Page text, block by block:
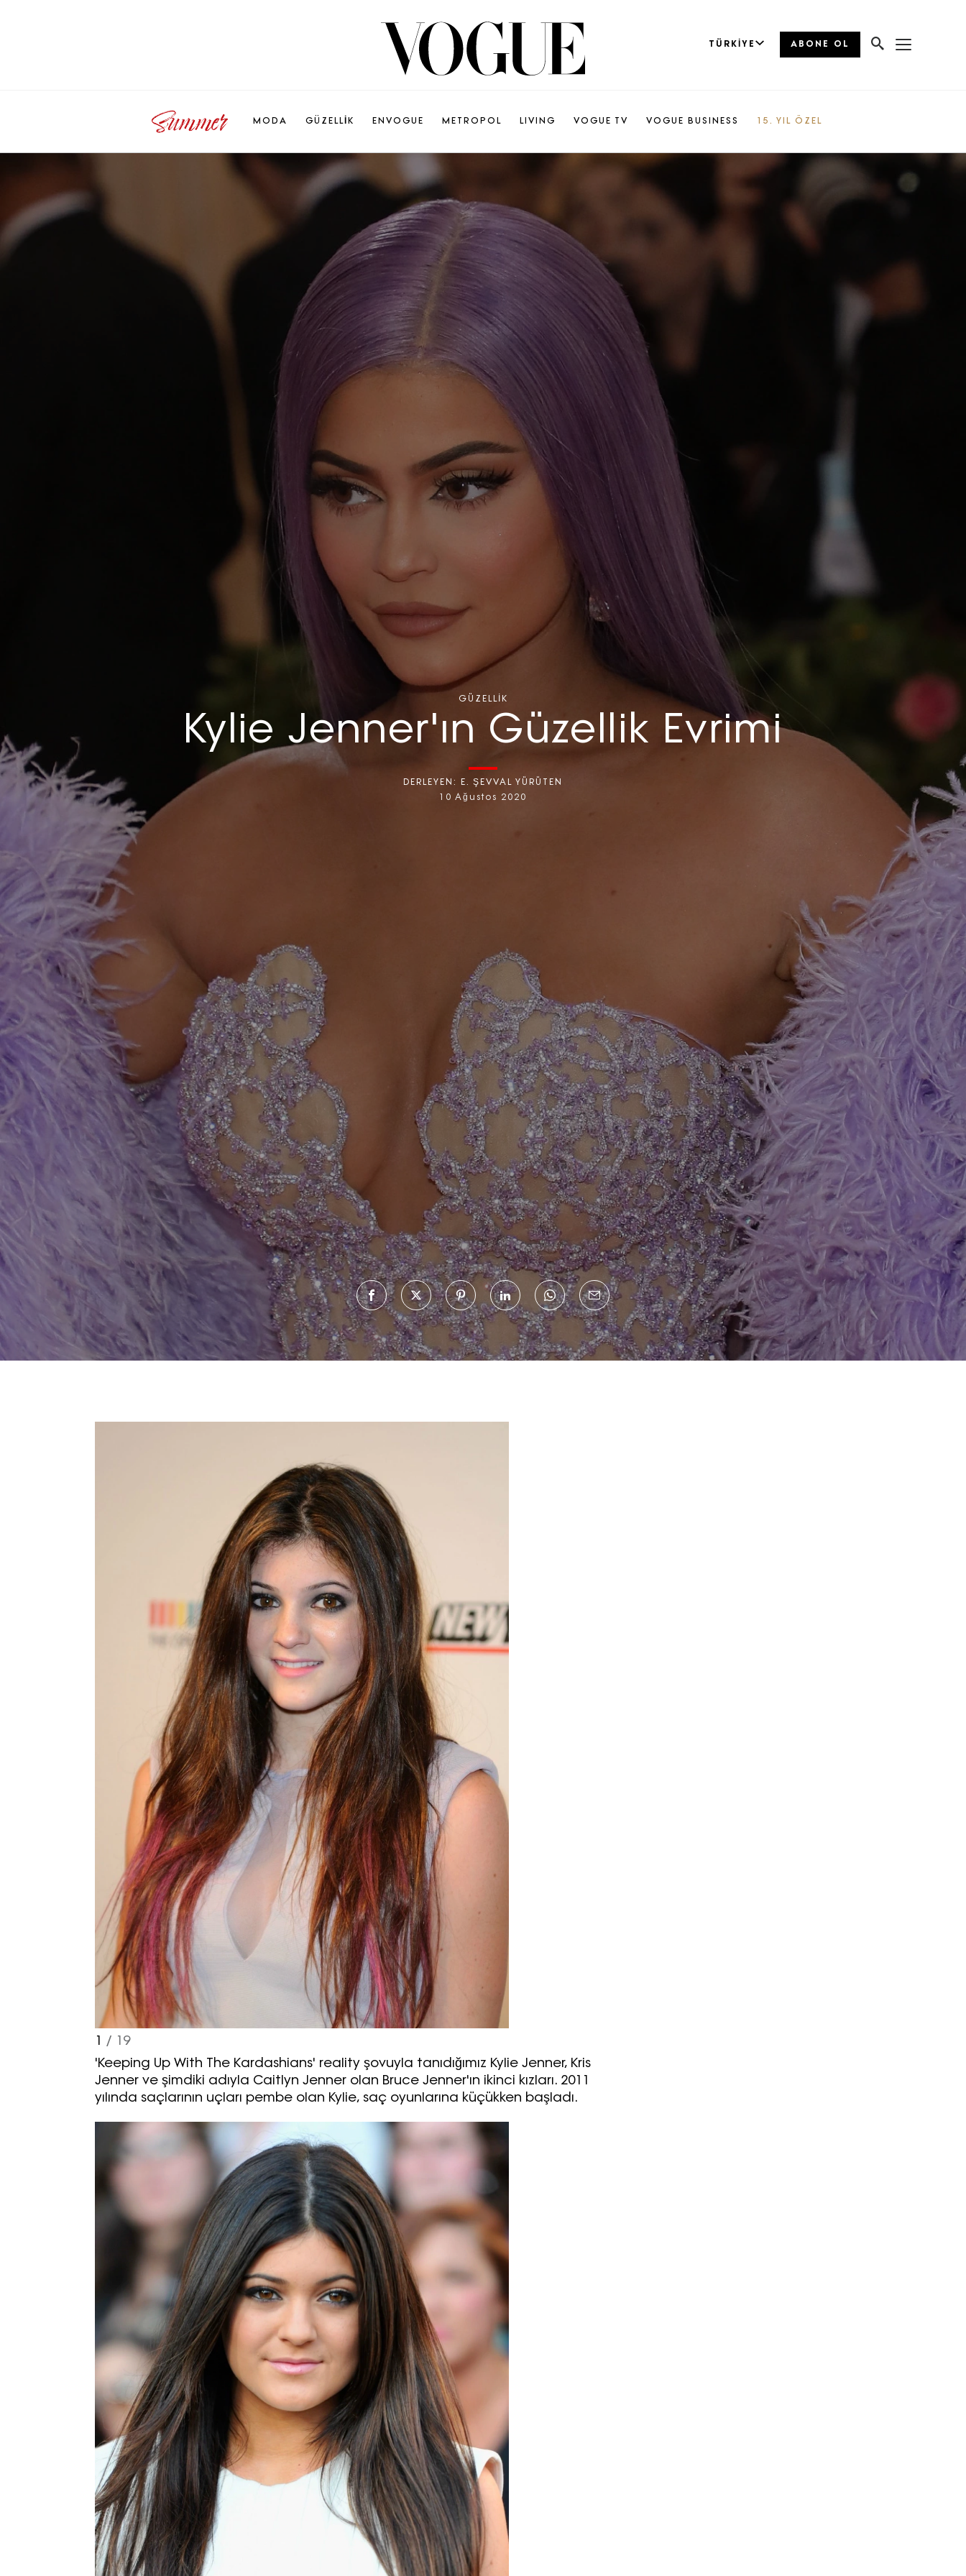
TÜRKIYE ABONE OL
MODA GÜZELLİK ENVOGUE METROPOL LIVING VOGUE TV VOGUE BUSINESS 15. YIL ÖZEL
Moda dünyasında neler oluyor? Yeni fikirler, öne çıkan
koleksiyonlar, en vogue trendler, ünlülerden güzelllik sırları
ve en popüler partilerden haberdar olmak için haftalık e-
bültenimize kaydolun.
Turkuvaz Haberleşme ve Yayıncılık A.Ş. tarafından
https://vogue.com.tr/
ürün ve hizmetlere ilişkin reklam, tanıtım, pazarlama ve
kutlama/ temenni amaçlı her türlü e-bülten/ ticari
elektronik ileti gönderiminin e-posta yoluyla tarafıma
yapılmasına onay ve bu kapsamda/ amaçla ad/ soyad
ve e-posta adresi verilerimin işlenmesine açık rıza
veriyorum.
GÜZELLIK
Kylie Jenner'ın Güzellik Evrimi
DERLEYEN:
E. ŞEVVAL YÜRÜTEN
10 Ağustos 2020
1 / 19
'Keeping Up With The Kardashians' reality şovuyla tanıdığımız Kylie Jenner, Kris
Jenner ve şimdiki adıyla Caitlyn Jenner olan Bruce Jenner'ın ikinci kızları. 2011
yılında saçlarının uçları pembe olan Kylie, saç oyunlarına küçükken başladı.